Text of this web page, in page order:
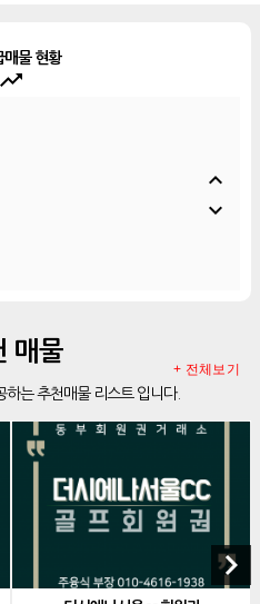
매물 현황
trending_up
expand_less
expand_more
매물
는 추천매물 리스트 입니다.
+ 전체보기
keyboard_arrow_right